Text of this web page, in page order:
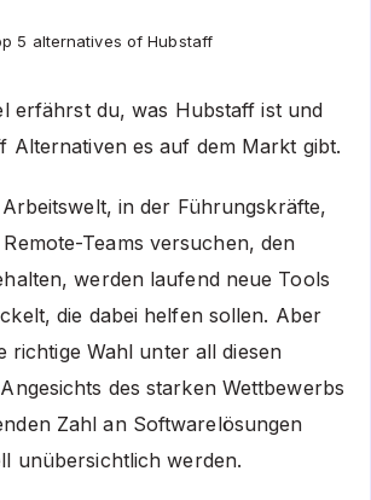
5 alternatives of Hubstaff
erfährst du, was Hubstaff ist und
Alternativen es auf dem Markt gibt.
in der Führungskräfte,
Teams versuchen, den
werden laufend neue Tools
die dabei helfen sollen. Aber
richtige Wahl unter all diesen
des starken Wettbewerbs
Zahl an Softwarelösungen
unübersichtlich werden.